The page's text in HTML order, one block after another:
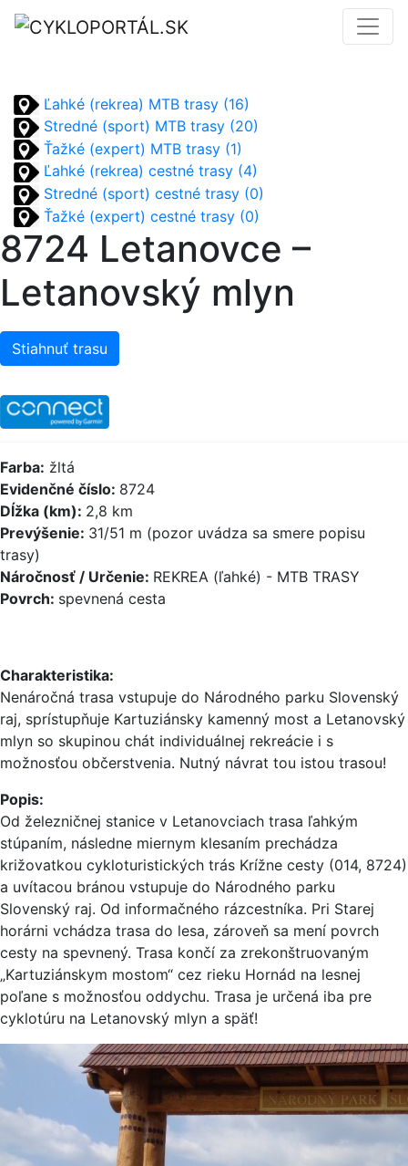
Ľahké (rekrea) MTB trasy (16)
Stredné (sport) MTB trasy (20)
Ťažké (expert) MTB trasy (1)
Ľahké (rekrea) cestné trasy (4)
Stredné (sport) cestné trasy (0)
Ťažké (expert) cestné trasy (0)
8724 Letanovce –
Letanovský mlyn
Stiahnuť trasu
Farba: žltá
Evidenčné číslo: 8724
Dĺžka (km): 2,8 km
Prevýšenie: 31/51 m (pozor uvádza sa smere popisu
trasy)
Náročnosť / Určenie: REKREA (ľahké) - MTB TRASY
Povrch: spevnená cesta
Charakteristika:
Nenáročná trasa vstupuje do Národného parku Slovenský
raj, sprístupňuje Kartuziánsky kamenný most a Letanovský
mlyn so skupinou chát individuálnej rekreácie i s
možnosťou občerstvenia. Nutný návrat tou istou trasou!
Popis:
Od železničnej stanice v Letanovciach trasa ľahkým
stúpaním, následne miernym klesaním prechádza
križovatkou cykloturistických trás Krížne cesty (014, 8724)
a uvítacou bránou vstupuje do Národného parku
Slovenský raj. Od informačného rázcestníka. Pri Starej
horárni vchádza trasa do lesa, zároveň sa mení povrch
cesty na spevnený. Trasa končí za zrekonštruovaným
„Kartuziánskym mostom“ cez rieku Hornád na lesnej
poľane s možnosťou oddychu. Trasa je určená iba pre
cyklotúru na Letanovský mlyn a späť!